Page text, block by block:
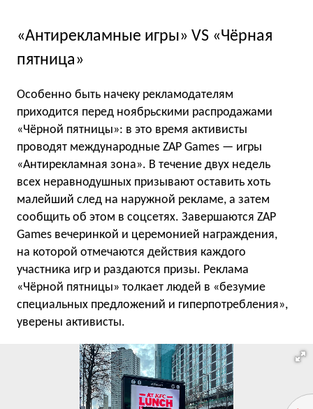
«Антирекламные игры» VS «Чёрная
пятница»
Особенно быть начеку рекламодателям
приходится перед ноябрьскими распродажами
«Чёрной пятницы»: в это время активисты
проводят международные ZAP Games — игры
«Антирекламная зона». В течение двух недель
всех неравнодушных призывают оставить хоть
малейший след на наружной рекламе, а затем
сообщить об этом в соцсетях. Завершаются ZAP
Games вечеринкой и церемонией награждения,
на которой отмечаются действия каждого
участника игр и раздаются призы. Реклама
«Чёрной пятницы» толкает людей в «безумие
специальных предложений и гиперпотребления»,
уверены активисты.